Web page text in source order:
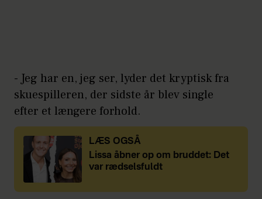
- Jeg har en, jeg ser, lyder det kryptisk fra
skuespilleren, der sidste år blev single
efter et længere forhold.
LÆS OGSÅ
Lissa åbner op om bruddet: Det
var rædselsfuldt